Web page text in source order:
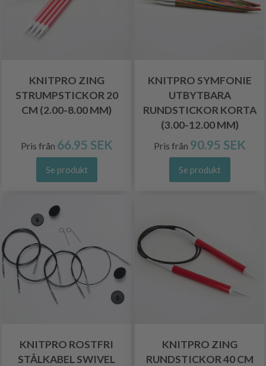
KNITPRO ZING
STRUMPSTICKOR 20
CM (2.00-8.00 MM)
Pris från 66.95 SEK
Se produkt
KNITPRO SYMFONIE
UTBYTBARA
RUNDSTICKOR KORTA
(3.00-12.00 MM)
Pris från 90.95 SEK
Se produkt
KNITPRO ROSTFRI
STÅLKABEL SWIVEL
KNITPRO ZING
RUNDSTICKOR 40 CM